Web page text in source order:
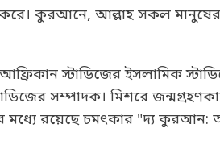
করে। কুরআনে, আল্লাহ সকল
স্টাডিজের ইসলামিক
সম্পাদক। মিশরে
মধ্যে রয়েছে চমৎকার "দ্য কুরআন: